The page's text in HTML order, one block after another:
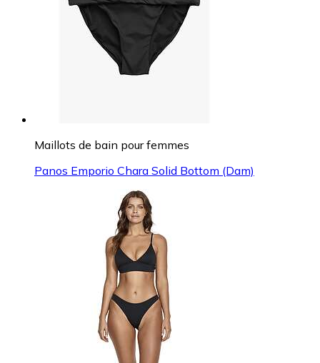
Maillots de bain pour femmes
Panos Emporio Chara Solid Bottom (Dam)